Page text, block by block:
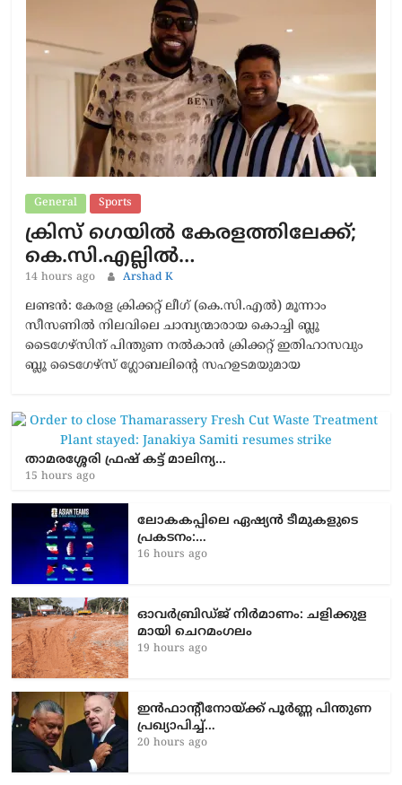
General Sports
ക്രിസ് ഗെയിൽ കേരളത്തിലേക്ക്;
കെ.സി.എല്ലിൽ…
14 hours ago Arshad K
ലണ്ടൻ: കേരള ക്രിക്കറ്റ് ലീഗ് (കെ.സി.എൽ) മൂന്നാം
സീസണിൽ നിലവിലെ ചാമ്പ്യന്മാരായ കൊച്ചി ബ്ലൂ
ടൈഗേഴ്സിന് പിന്തുണ നൽകാൻ ക്രിക്കറ്റ് ഇതിഹാസവും
ബ്ലൂ ടൈഗേഴ്സ് ഗ്ലോബലിന്റെ സഹഉടമയുമായ
താമരശ്ശേരി ഫ്രഷ് കട്ട് മാലിന്യ…
15 hours ago
ലോകകപ്പിലെ ഏഷ്യന്‍ ടീമുകളുടെ
പ്രകടനം:…
16 hours ago
ഓവർബ്രിഡ്ജ് നിർമാണം: ച​ളി​ക്കു​ള​
മാ​യി ചെ​റ​മം​ഗ​ലം
19 hours ago
ഇൻഫാന്റീനോയ്ക്ക് പൂർണ്ണ പിന്തുണ
പ്രഖ്യാപിച്ച്…
20 hours ago